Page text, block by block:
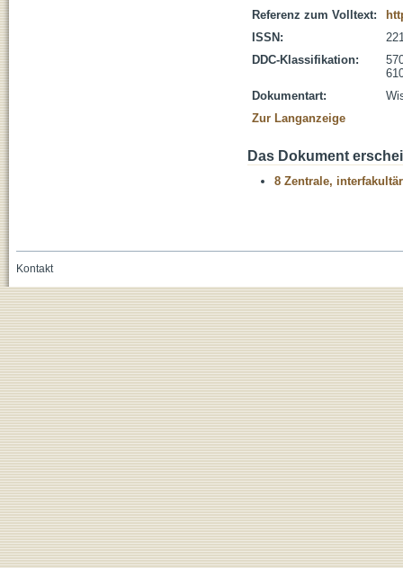
Referenz zum Volltext:
ISSN:
DDC-Klassifikation:
Dokumentart:
Zur Langanzeige
Das Dokument
8 Zentrale,
Kontakt